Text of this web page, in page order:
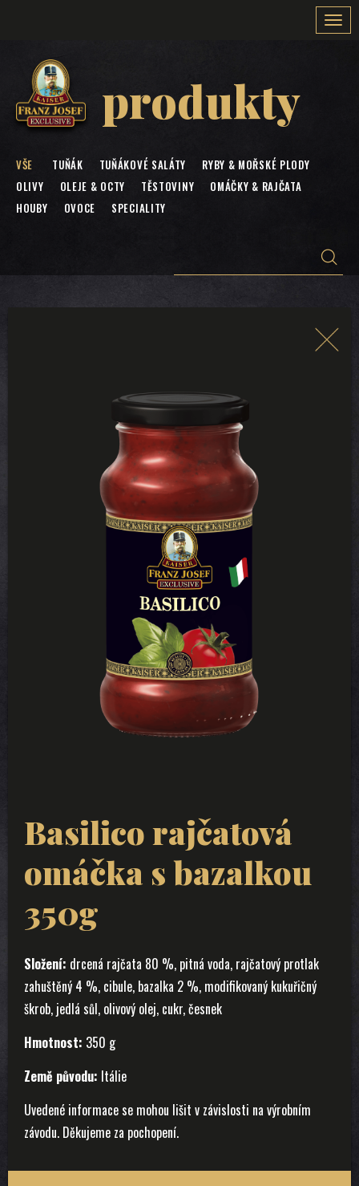
produkty
VŠE TUŇÁK TUŇÁKOVÉ SALÁTY
RYBY & MOŘSKÉ PLODY
OLIVY
OLEJE & OCTY TĚSTOVINY
OMÁČKY & RAJČATA
HOUBY
OVOCE SPECIALITY
Basilico rajčatová
omáčka s bazalkou
350g
Složení: drcená rajčata 80 %, pitná voda, rajčatový protlak
zahuštěný 4 %, cibule, bazalka 2 %, modifikovaný kukuřičný
škrob, jedlá sůl, olivový olej, cukr, česnek
Hmotnost: 350 g
Země původu: Itálie
Uvedené informace se mohou lišit v závislosti na výrobním
závodu. Děkujeme za pochopení.